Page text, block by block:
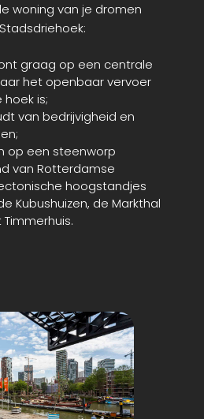
woning van je dromen
graag op een centrale
het openbaar vervoer
is;
van bedrijvigheid en
op een steenworp
van Rotterdamse
hoogstandjes
Kubushuizen, de Markthal